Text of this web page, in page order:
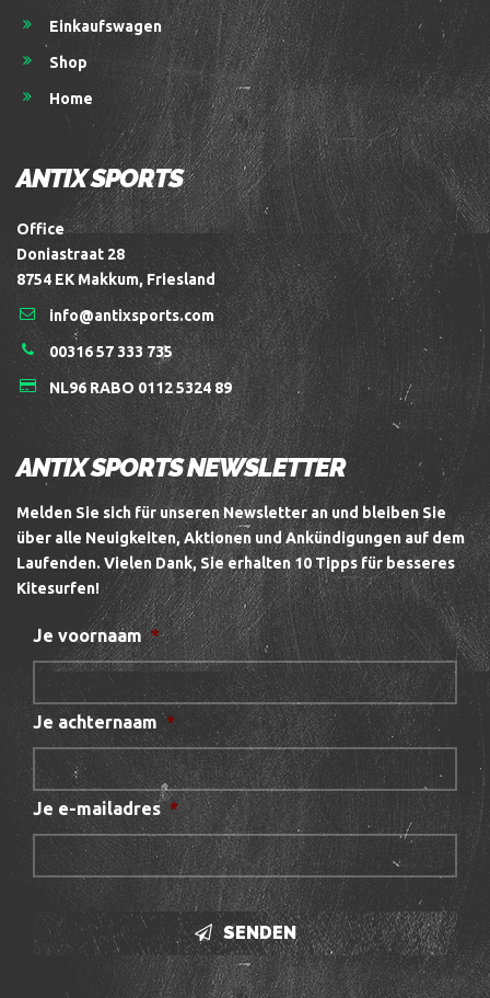
Einkaufswagen
Shop
Home
ANTIX SPORTS
Office
Doniastraat 28
8754 EK Makkum, Friesland
info@antixsports.com
00316 57 333 735
NL96 RABO 0112 5324 89
ANTIX SPORTS NEWSLETTER
Melden Sie sich für unseren Newsletter an und bleiben Sie
über alle Neuigkeiten, Aktionen und Ankündigungen auf dem
Laufenden. Vielen Dank, Sie erhalten 10 Tipps für besseres
Kitesurfen!
Je voornaam *
Je achternaam *
Je e-mailadres *
SENDEN